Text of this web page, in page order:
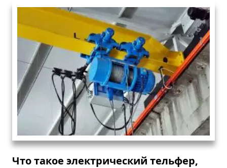
Что такое электрический тельфер,